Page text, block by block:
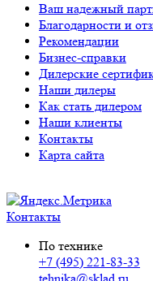
Ваш надежный
Благодарности и
Рекомендации
Бизнес-справки
Дилерские
Наши дилеры
Как стать дилером
Наши клиенты
Контакты
Карта сайта
Контакты
По технике
+7 (495) 221-83-33